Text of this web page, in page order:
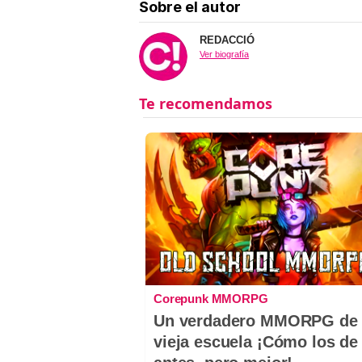
Sobre el autor
REDACCIÓ
Ver biografía
Corepunk MMORPG
Un verdadero MMORPG de
vieja escuela ¡Cómo los de